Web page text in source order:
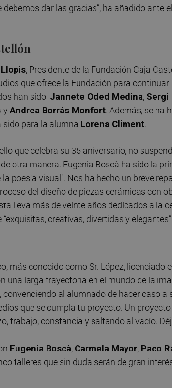
dar las gracias”, ha añadido ante
, Presidente de la Fundación Caja
que ofrece la Fundación para
han sido: Jannete Oded Medina, Sergi
y Andrea Borrás Monfort. Además, se ha
sido para la alumna Lorena Climent.
que celebra su 35 aniversario, no
otra manera. Eugenia Boscà ha sido la
poesía visual". Nos ha hecho un breve
del diseño de piezas cerámicas con
lleva más de veinte años dedicados a la
creativas, divertidas y elegantes”.
más conocido como Sr. López, licenciado
una larga trayectoria en el mundo de la
, convenciendo al alumnado de hacer caso a
que se cumpla tu proyecto. Un
trabajo, constancia y saltando al vacío.
Eugenia Boscà, Carmela Mayor, Paco
talleres que sin duda serán de gran